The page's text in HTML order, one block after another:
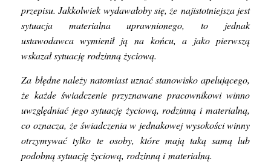
przepisu. Jakkolwiek wydawałoby się, że najistotniejsza jest
sytuacja materialna uprawnionego, to jednak
ustawodawca wymienił ją na końcu, a jako pierwszą
wskazał sytuację rodzinną życiową.
Za błędne należy natomiast uznać stanowisko apelującego,
że każde świadczenie przyznawane pracownikowi winno
uwzględniać jego sytuację życiową, rodzinną i materialną,
co oznacza, że świadczenia w jednakowej wysokości winny
otrzymywać tylko te osoby, które mają taką samą lub
podobną sytuację życiową, rodzinną i materialną.